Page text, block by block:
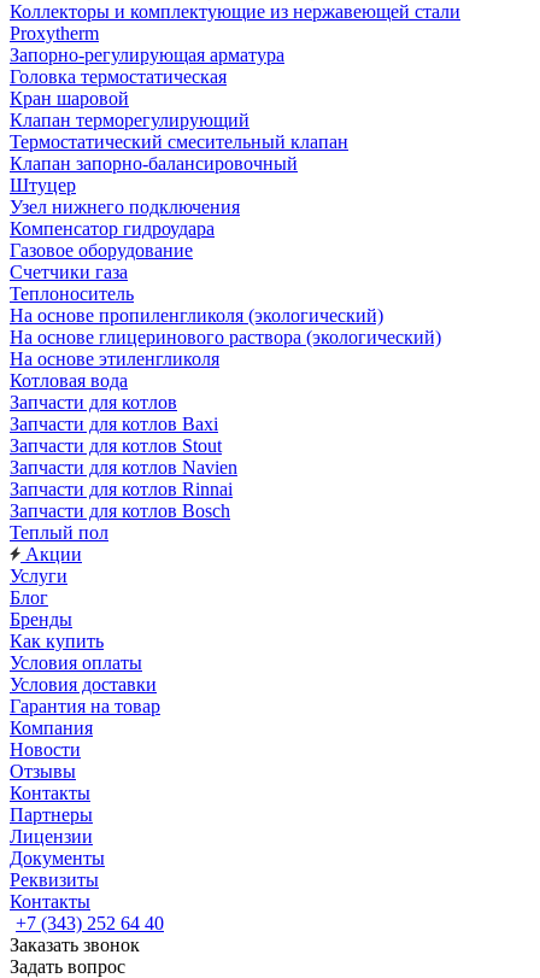
Коллекторы и комплектующие из нержавеющей стали
Proxytherm
Запорно-регулирующая арматура
Головка термостатическая
Кран шаровой
Клапан терморегулирующий
Термостатический смесительный клапан
Клапан запорно-балансировочный
Штуцер
Узел нижнего подключения
Компенсатор гидроудара
Газовое оборудование
Счетчики газа
Теплоноситель
На основе пропиленгликоля (экологический)
На основе глицеринового раствора (экологический)
На основе этиленгликоля
Котловая вода
Запчасти для котлов
Запчасти для котлов Baxi
Запчасти для котлов Stout
Запчасти для котлов Navien
Запчасти для котлов Rinnai
Запчасти для котлов Bosch
Теплый пол
Акции
Услуги
Блог
Бренды
Как купить
Условия оплаты
Условия доставки
Гарантия на товар
Компания
Новости
Отзывы
Контакты
Партнеры
Лицензии
Документы
Реквизиты
Контакты
+7 (343) 252 64 40
Заказать звонок
Задать вопрос